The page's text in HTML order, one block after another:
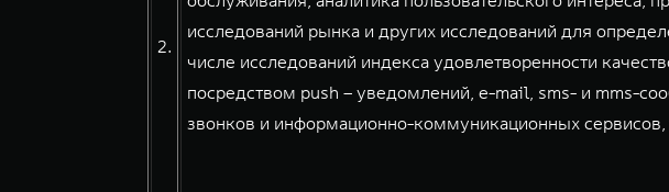
2.
исследований рынка и других исследований для
числе исследований индекса удовлетворенности
посредством push – уведомлений, e-mail, sms- и mms-
звонков и информационно-коммуникационных сервисов,